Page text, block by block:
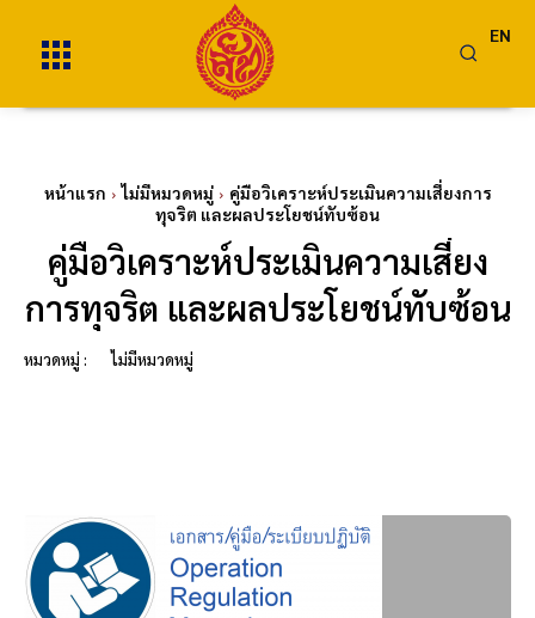
EN
หน้าแรก ไม่มีหมวดหมู่
คู่มือวิเคราะห์ประเมินความเสี่ยงการ
ทุจริต และผลประโยชน์ทับซ้อน
คู่มือวิเคราะห์ประเมินความเสี่ยง
การทุจริต และผลประโยชน์ทับซ้อน
หมวดหมู่ : ไม่มีหมวดหมู่